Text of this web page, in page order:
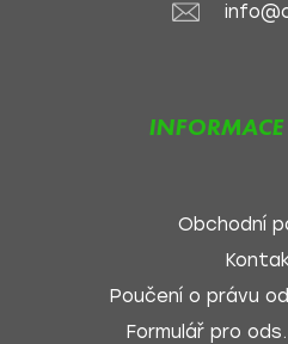
Obchodní
Poučení o právu
Formulář pro